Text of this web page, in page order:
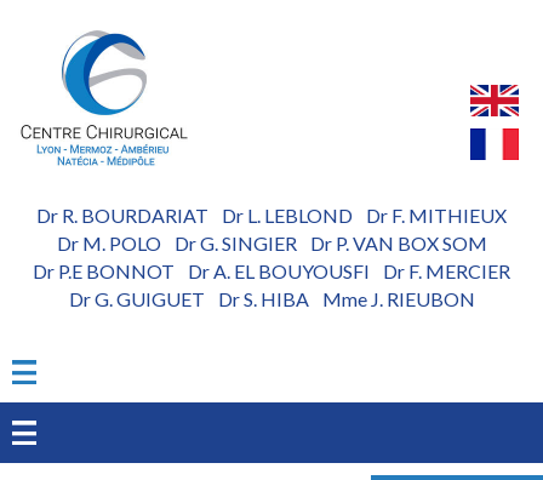
Dr R. BOURDARIAT Dr L. LEBLOND
Dr F. MITHIEUX
Dr M. POLO- Dr G. SINGIER- Dr P. VAN BOX SOM
Dr P.E BONNOT
Dr A. EL BOUYOUSFI
Dr F. MERCIER
Dr G. GUIGUET
Dr S. HIBA- Mme J. RIEUBON